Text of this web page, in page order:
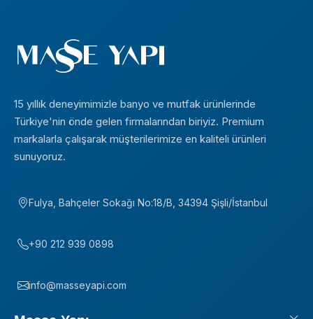
15 yıllık deneyimimizle banyo ve mutfak ürünlerinde
Türkiye'nin önde gelen firmalarından biriyiz. Premium
markalarla çalışarak müşterilerimize en kaliteli ürünleri
sunuyoruz.
Fulya, Bahçeler Sokağı No:18/B, 34394 Şişli/İstanbul
+90 212 939 0898
info@masseyapi.com